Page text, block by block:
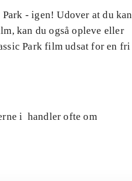
- igen! Udover at du kan
kan du også opleve eller
Park film udsat for en fri
i handler ofte om